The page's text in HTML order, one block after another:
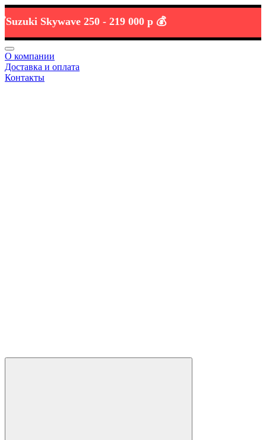
Skywave 250 -219 000 р 💰
О компании
Доставка и оплата
Контакты